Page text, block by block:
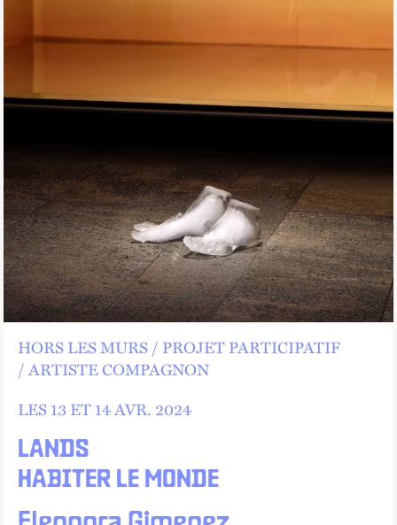
LANDS
HABITER LE MONDE
HORS LES MURS
PROJET PARTICIPATIF
ARTISTE COMPAGNON
LES 13 ET14AVR. 2024